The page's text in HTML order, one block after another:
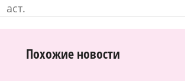
аст.
Похожие новости